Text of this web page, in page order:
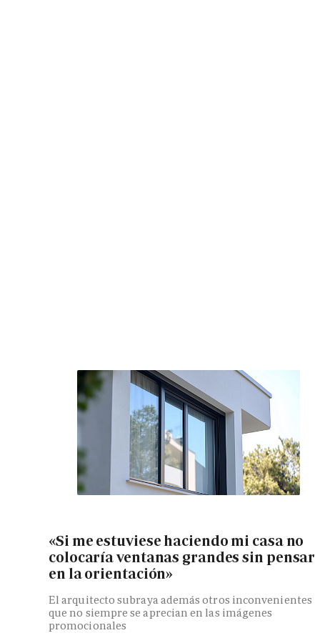
«Si me estuviese haciendo mi casa no
colocaría ventanas grandes sin pensar
en la orientación»
El arquitecto subraya además otros inconvenientes
que no siempre se aprecian en las imágenes
promocionales